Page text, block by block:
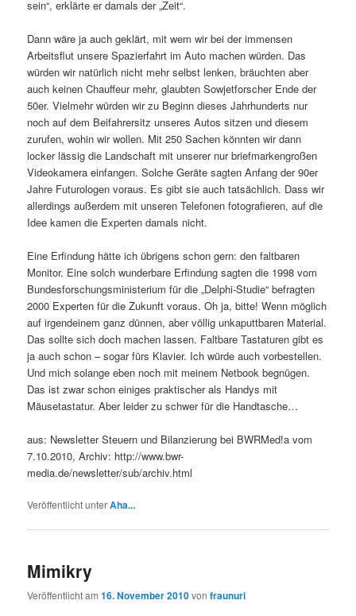
sein“, erklärte er damals der „Zeit“.
Dann wäre ja auch geklärt, mit wem wir bei der immensen
Arbeitsflut unsere Spazierfahrt im Auto machen würden. Das
würden wir natürlich nicht mehr selbst lenken, bräuchten aber
auch keinen Chauffeur mehr, glaubten Sowjetforscher Ende der
50er. Vielmehr würden wir zu Beginn dieses Jahrhunderts nur
noch auf dem Beifahrersitz unseres Autos sitzen und diesem
zurufen, wohin wir wollen. Mit 250 Sachen könnten wir dann
locker lässig die Landschaft mit unserer nur briefmarkengroßen
Videokamera einfangen. Solche Geräte sagten Anfang der 90er
Jahre Futurologen voraus. Es gibt sie auch tatsächlich. Dass wir
allerdings außerdem mit unseren Telefonen fotografieren, auf die
Idee kamen die Experten damals nicht.
Eine Erfindung hätte ich übrigens schon gern: den faltbaren
Monitor. Eine solch wunderbare Erfindung sagten die 1998 vom
Bundesforschungsministerium für die „Delphi-Studie“ befragten
2000 Experten für die Zukunft voraus. Oh ja, bitte! Wenn möglich
auf irgendeinem ganz dünnen, aber völlig unkaputtbaren Material.
Das sollte sich doch machen lassen. Faltbare Tastaturen gibt es
ja auch schon – sogar fürs Klavier. Ich würde auch vorbestellen.
Und mich solange eben noch mit meinem Netbook begnügen.
Das ist zwar schon einiges praktischer als Handys mit
Mäusetastatur. Aber leider zu schwer für die Handtasche…
aus: Newsletter Steuern und Bilanzierung bei BWRMed!a vom
7.10.2010, Archiv: http://www.bwr-
media.de/newsletter/sub/archiv.html
Veröffentlicht unterAha...
Mimikry
Veröffentlicht am16. November 2010vonfraunuri